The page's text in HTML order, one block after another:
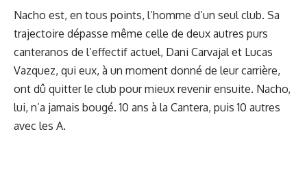
Nacho est, en tous points, l’homme d’un seul club. Sa
trajectoire dépasse même celle de deux autres purs
canteranos de l’effectif actuel, Dani Carvajal et Lucas
Vazquez, qui eux, à un moment donné de leur carrière,
ont dû quitter le club pour mieux revenir ensuite. Nacho,
lui, n’a jamais bougé. 10 ans à la Cantera, puis 10 autres
avec les A.